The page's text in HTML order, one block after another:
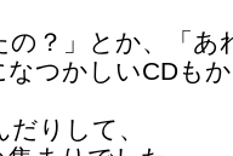
の？」とか、「あ
つかしいCDも
りして、